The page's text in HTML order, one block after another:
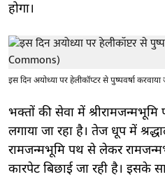
होगा।
इस दिन अयोध्या पर हेलीकॉप्टर से पुष्पवर्षा
भक्तों की सेवा में
लगाया जा रहा है। तेज धूप में
रामजन्मभूमि पथ से लेकर
कारपेट बिछाई जा रही है। इसके